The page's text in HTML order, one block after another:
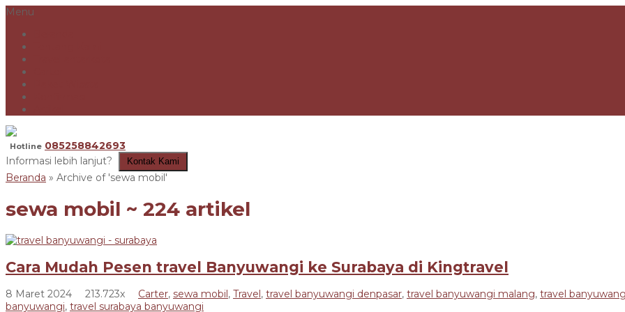
Menu
Hotline 085258842693
Informasi lebih lanjut?
Kontak Kami
Beranda » Archive of 'sewa mobil'
sewa mobil ~ 224 artikel
Cara Mudah Pesen travel Banyuwangi ke Surabaya di Kingtravel
8 Maret 2024 213.723x Carter, sewa mobil , Travel , travel banyuwangi denpasar, travel banyuwangi malang, travel
banyuwangi, travel surabaya banyuwangi